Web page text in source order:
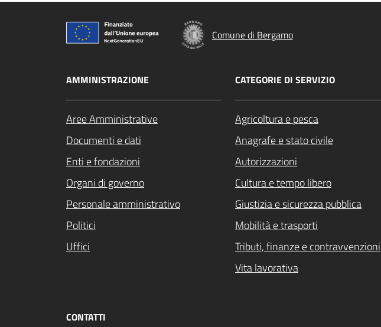
Comune di Bergamo
AMMINISTRAZIONE
Aree Amministrative
Documenti e dati
Enti e fondazioni
Organi di governo
Personale amministrativo
Politici
Uffici
CATEGORIE DI SERVIZIO
Agricoltura e pesca
Anagrafe e stato civile
Autorizzazioni
Cultura e tempo libero
Giustizia e sicurezza pubblica
Mobilità e trasporti
Tributi, finanze e contravvenzioni
Vita lavorativa
CONTATTI